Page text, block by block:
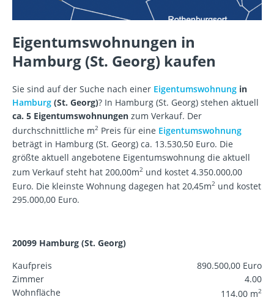
Eigentumswohnungen in
Hamburg (St. Georg) kaufen
Sie sind auf der Suche nach einer Eigentumswohnung in
Hamburg (St. Georg)? In Hamburg (St. Georg) stehen aktuell
ca. 5 Eigentumswohnungen zum Verkauf. Der
durchschnittliche m2 Preis für eine Eigentumswohnung
beträgt in Hamburg (St. Georg) ca. 13.530,50 Euro. Die
größte aktuell angebotene Eigentumswohnung die aktuell
zum Verkauf steht hat 200,00m2 und kostet 4.350.000,00
Euro. Die kleinste Wohnung dagegen hat 20,45m2 und kostet
295.000,00 Euro.
20099 Hamburg (St. Georg)
Kaufpreis
890.500,00 Euro
Zimmer
4.00
Wohnfläche
114.00 m2